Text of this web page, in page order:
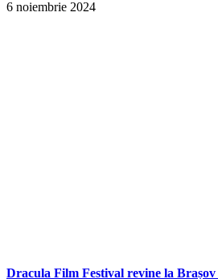
6 noiembrie 2024
Dracula Film Festival revine la